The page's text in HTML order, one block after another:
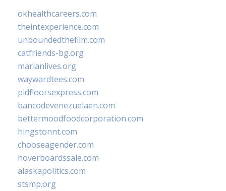
okhealthcareers.com
theintexperience.com
unboundedthefilm.com
catfriends-bg.org
marianlives.org
waywardtees.com
pidfloorsexpress.com
bancodevenezuelaen.com
bettermoodfoodcorporation.com
hingstonnt.com
chooseagender.com
hoverboardssale.com
alaskapolitics.com
stsmp.org